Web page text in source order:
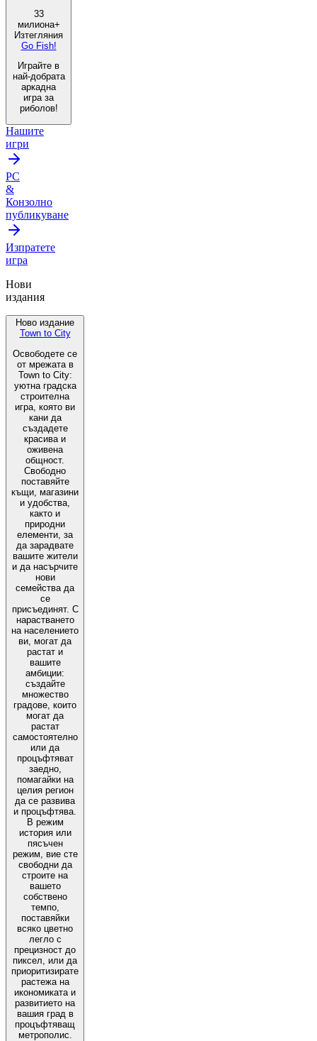
33
милиона+
Изтегляния
Go Fish!
Играйте в
най-добрата
аркадна
игра за
риболов!
Нашите
игри
PC
&
Конзолно
публикуване
Изпратете
игра
Нови
издания
Ново издание
Town to City
Освободете се
от мрежата в
Town to City:
уютна градска
строителна
игра, която ви
кани да
създадете
красива и
оживена
общност.
Свободно
поставяйте
къщи, магазини
и удобства,
както и
природни
елементи, за
да зарадвате
вашите жители
и да насърчите
нови
семейства да
се
присъединят. С
нарастването
на населението
ви, могат да
растат и
вашите
амбиции:
създайте
множество
градове, които
могат да
растат
самостоятелно
или да
процъфтяват
заедно,
помагайки на
целия регион
да се развива
и процъфтява.
В режим
история или
пясъчен
режим, вие сте
свободни да
строите на
вашето
собствено
темпо,
поставяйки
всяко цветно
легло с
прецизност до
пиксел, или да
приоритизирате
растежа на
икономиката и
развитието на
вашия град в
процъфтяващ
метрополис.